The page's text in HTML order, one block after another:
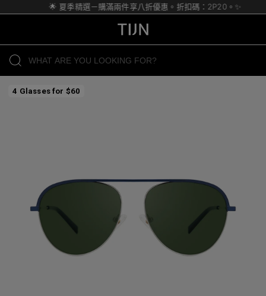
🌟 夏季精選－購滿兩件享八折優惠。折扣碼：2P20。✨
4 Glasses for $60